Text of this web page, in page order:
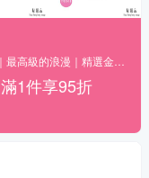
滿1件享95折